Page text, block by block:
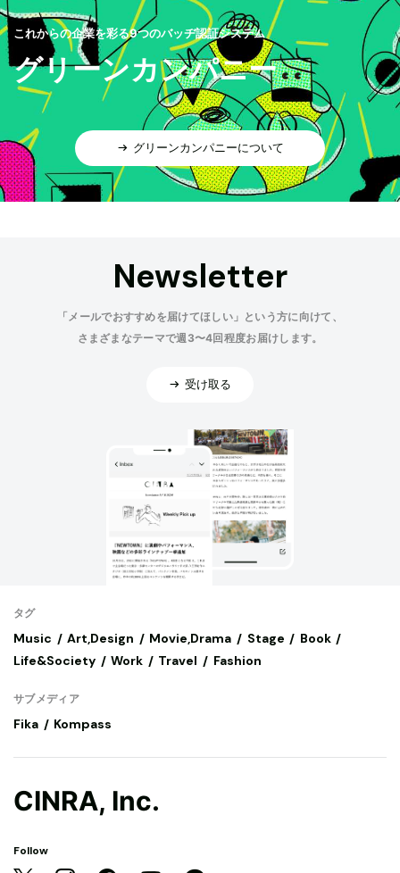
これからの企業を彩る9つのバッヂ認証システム
グリーンカンパニー
グリーンカンパニーについて
Newsletter
「メールでおすすめを届けてほしい」という方に向けて、
さまざまなテーマで週3〜4回程度お届けします。
受け取る
タグ
Music Art,Design Movie,Drama Stage
Book
Life&Society
Work Travel Fashion
サブメディア
Fika Kompass
CINRA, Inc.
Follow